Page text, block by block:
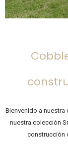
Bienvenido a nuestra
nuestra colección
construcción